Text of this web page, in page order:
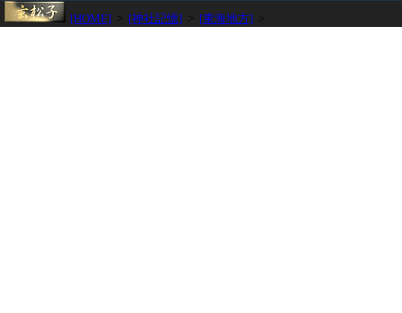
[HOME] [神社記憶] [東海地方]